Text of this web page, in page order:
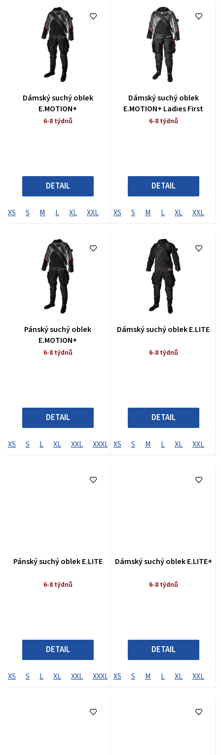
Dámský suchý oblek
E.MOTION+
6-8 týdnů
DETAIL
XS S M L XL XXL SL ML MLL LS LL
Dámský suchý oblek
E.MOTION+ Ladies First
6-8 týdnů
DETAIL
XS S M L XL XXL
Pánský suchý oblek
E.MOTION+
6-8 týdnů
DETAIL
XS S L XL XXL XXXL SL ML MLL LS LL
Dámský suchý oblek E.LITE
6-8 týdnů
DETAIL
XS S M L XL XXL
Pánský suchý oblek E.LITE
6-8 týdnů
DETAIL
XS S L XL XXL XXXL SL ML MLL LS LL
Dámský suchý oblek E.LITE+
6-8 týdnů
DETAIL
XS S M L XL XXL